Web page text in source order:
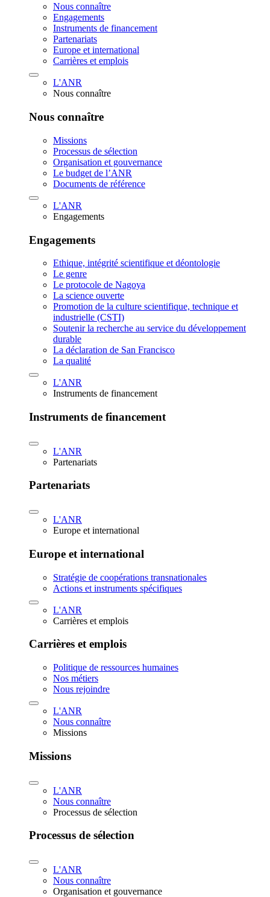
Nous connaître
Engagements
Instruments de financement
Partenariats
Europe et international
Carrières et emplois
L'ANR
Nous connaître
Nous connaître
Missions
Processus de sélection
Organisation et gouvernance
Le budget de l’ANR
Documents de référence
L'ANR
Engagements
Engagements
Ethique, intégrité scientifique et déontologie
Le genre
Le protocole de Nagoya
La science ouverte
Promotion de la culture scientifique, technique et
industrielle (CSTI)
Soutenir la recherche au service du développement
durable
La déclaration de San Francisco
La qualité
L'ANR
Instruments de financement
Instruments de financement
L'ANR
Partenariats
Partenariats
L'ANR
Europe et international
Europe et international
Stratégie de coopérations transnationales
Actions et instruments spécifiques
L'ANR
Carrières et emplois
Carrières et emplois
Politique de ressources humaines
Nos métiers
Nous rejoindre
L'ANR
Nous connaître
Missions
Missions
L'ANR
Nous connaître
Processus de sélection
Processus de sélection
L'ANR
Nous connaître
Organisation et gouvernance